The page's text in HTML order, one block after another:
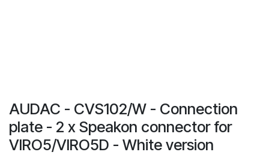
AUDAC - CVS102/W - Connection
plate - 2 x Speakon connector for
VIRO5/VIRO5D - White version